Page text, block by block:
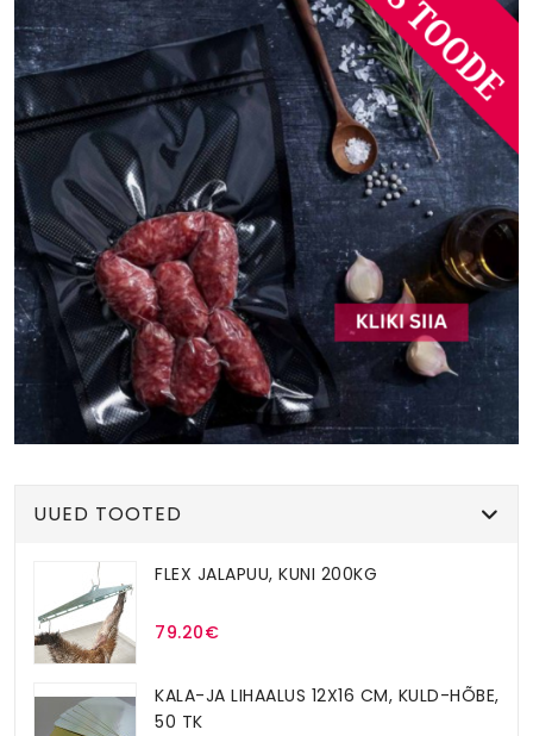
UUED TOOTED
FLEX JALAPUU, KUNI 200KG
79.20€
KALA-JA LIHAALUS 12X16 CM, KULD-HÕBE,
50 TK